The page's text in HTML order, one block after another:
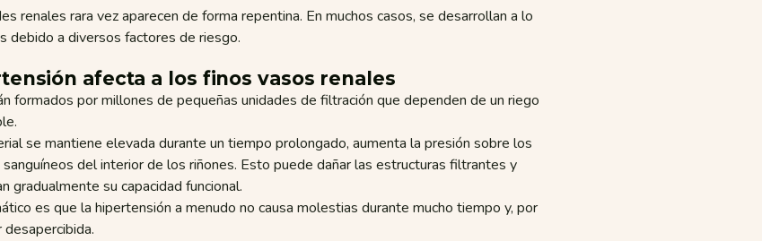
renales rara vez aparecen de forma repentina. En muchos casos, se desarrollan a lo
debido a diversos factores de riesgo.
afecta a los finos vasos renales
formados por millones de pequeñas unidades de filtración que dependen de un riego
se mantiene elevada durante un tiempo prolongado, aumenta la presión sobre los
del interior de los riñones. Esto puede dañar las estructuras filtrantes y
gradualmente su capacidad funcional.
es que la hipertensión a menudo no causa molestias durante mucho tiempo y, por